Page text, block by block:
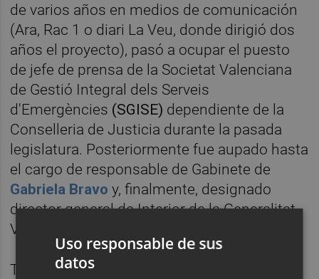
de varios años en medios de comunicación
(Ara, Rac 1 o diari La Veu, donde dirigió dos
años el proyecto), pasó a ocupar el puesto
de jefe de prensa de la Societat Valenciana
de Gestió Integral dels Serveis
d'Emergències (SGISE) dependiente de la
Conselleria de Justicia durante la pasada
legislatura. Posteriormente fue aupado hasta
el cargo de responsable de Gabinete de
Gabriela Bravo y, finalmente, designado
director general de Interior de la Generalitat
Valenciana en ese mismo departamento.
Tras la salida del PSPV de las instituciones
Uso responsable de sus
datos